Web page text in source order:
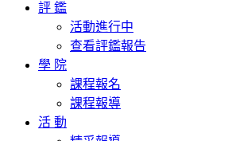
評 鑑
活動進行中
查看評鑑報告
學 院
課程報名
課程報導
活 動